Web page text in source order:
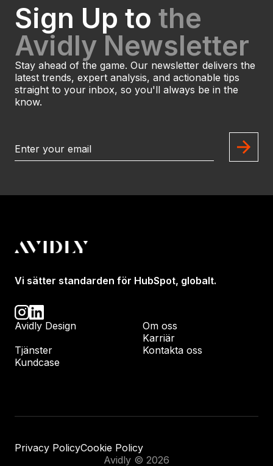
Sign Up to the
Avidly Newsletter
Stay ahead of the game. Our newsletter delivers the
latest trends, expert analysis, and actionable tips
straight to your inbox, so you'll always be in the
know.
Vi sätter standarden för HubSpot, globalt.
Avidly Design
Om oss
Karriär
Tjänster
Kundcase
Kontakta oss
Privacy PolicyCookie Policy
Avidly © 2026